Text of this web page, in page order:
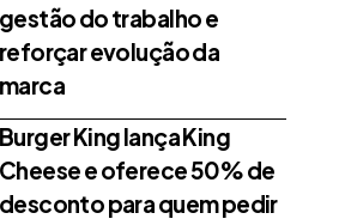
gestão do trabalho e
reforçar evolução da
marca
Burger King lança King
Cheese e oferece 50% de
desconto para quem pedir